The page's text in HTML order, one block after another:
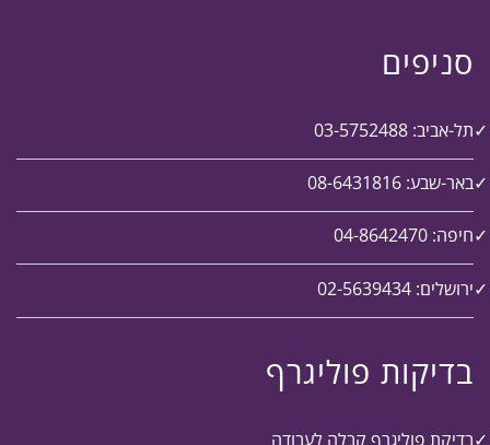
סניפים
תל-אביב: 03-5752488
באר-שבע: 08-6431816
חיפה: 04-8642470
ירושלים: 02-5639434
בדיקות פוליגרף
בדיקת פוליגרף קבלה לעבודה